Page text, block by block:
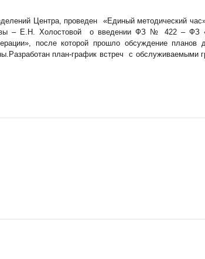
Центра, проведен «Единый методический
– Е.Н. Холостовой о введении ФЗ № 422 – ФЗ
после которой прошло обсуждение планов
план-график встреч с обслуживаемыми